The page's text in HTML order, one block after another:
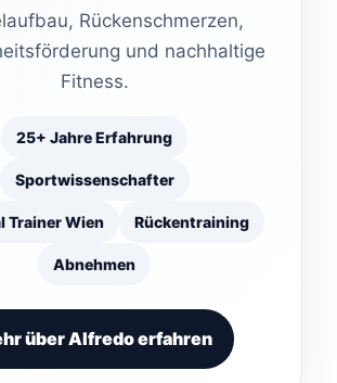
Rückenschmerzen,
und nachhaltige
Fitness.
25+ Jahre Erfahrung
Sportwissenschafter
Trainer Wien Rückentraining
Abnehmen
über Alfredo erfahren